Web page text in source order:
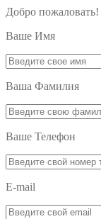
Добро пожаловать!
Ваше Имя
Ваша Фамилия
Ваше Телефон
E-mail